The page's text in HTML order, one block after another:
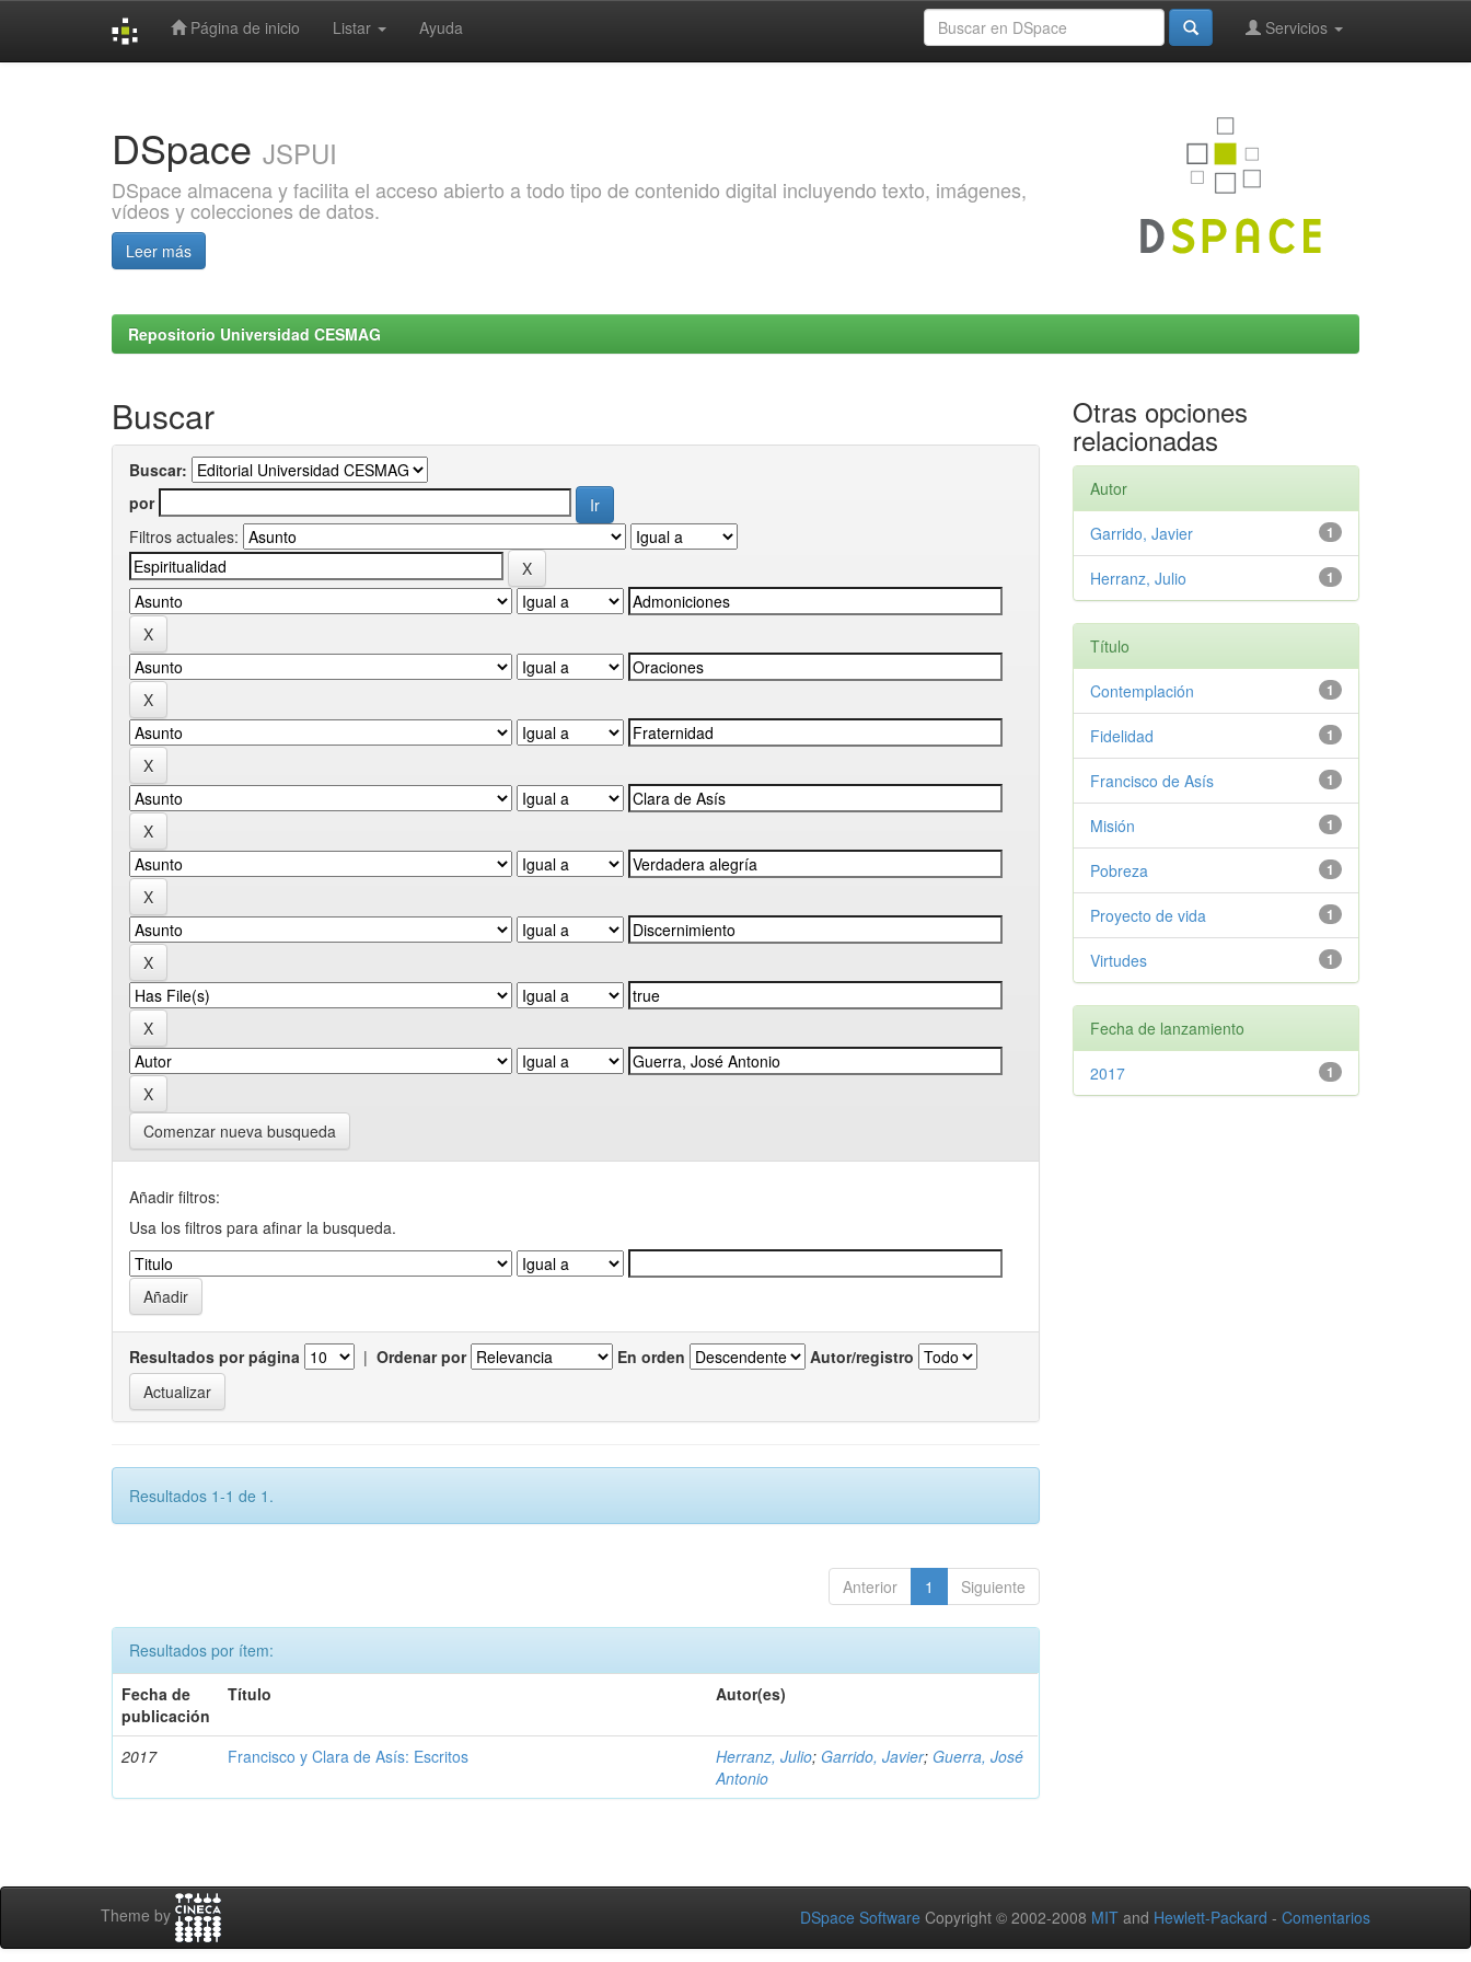
Página de inicio Listar Ayuda Servicios
DSpace JSPUI
DSpace almacena y facilita el acceso abierto a todo tipo de contenido digital incluyendo texto, imágenes,
vídeos y colecciones de datos.
Leer más
Repositorio Universidad CESMAG
Buscar
Buscar:
por
Filtros actuales:
Comenzar nueva busqueda
Añadir filtros:
Usa los filtros para afinar la busqueda.
Resultados por página | Ordenar por En orden Autor/registro
Resultados 1-1 de 1.
Anterior 1 Siguiente
Resultados por ítem:
Fecha de
publicación
Título Autor(es)
2017 Francisco y Clara de Asís: Escritos Herranz, Julio; Garrido, Javier; Guerra, José
Antonio
Otras opciones
relacionadas
Autor
1
Garrido, Javier
1
Herranz, Julio
Título
1
Contemplación
1
Fidelidad
1
Francisco de Asís
1
Misión
1
Pobreza
1
Proyecto de vida
1
Virtudes
Fecha de lanzamiento
1
2017
Theme by DSpace Software Copyright © 2002-2008 MIT and Hewlett-Packard - Comentarios